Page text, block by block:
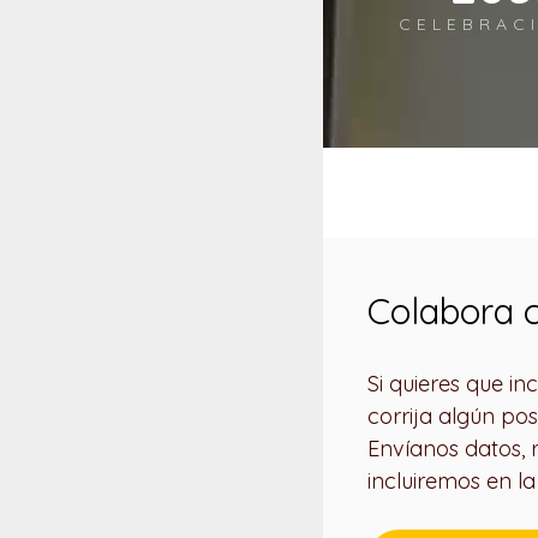
Colabora
Si quieres que
corrija algún
Envíanos datos,
incluiremos en